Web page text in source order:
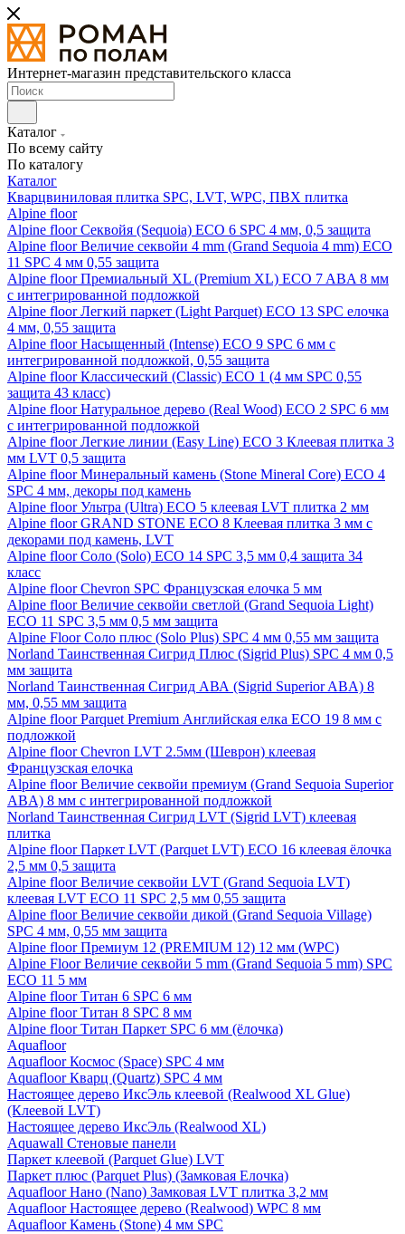
Интернет-магазин представительского класса
Каталог
По всему сайту
По каталогу
Каталог
Кварцвиниловая плитка SPC, LVT, WPC, ПВХ плитка
Alpine floor
Alpine floor Секвойя (Sequoia) ECO 6 SPC 4 мм, 0,5 защита
Alpine floor Величие секвойи 4 mm (Grand Sequoia 4 mm) ECO
11 SPC 4 мм 0,55 защита
Alpine floor Премиальный XL (Premium XL) ECO 7 ABA 8 мм
с интегрированной подложкой
Alpine floor Легкий паркет (Light Parquet) ECO 13 SPC елочка
4 мм, 0,55 защита
Alpine floor Насыщенный (Intense) ECO 9 SPC 6 мм с
интегрированной подложкой, 0,55 защита
Alpine floor Классический (Classic) ECO 1 (4 мм SPC 0,55
защита 43 класс)
Alpine floor Натуральное дерево (Real Wood) ECO 2 SPC 6 мм
с интегрированной подложкой
Alpine floor Легкие линии (Easy Line) ECO 3 Клеевая плитка 3
мм LVT 0,5 защита
Alpine floor Минеральный камень (Stone Mineral Core) ECO 4
SPC 4 мм, декоры под камень
Alpine floor Ультра (Ultra) ECO 5 клеевая LVT плитка 2 мм
Alpine floor GRAND STONE ECO 8 Клеевая плитка 3 мм с
декорами под камень, LVT
Alpine floor Соло (Solo) ECO 14 SPC 3,5 мм 0,4 защита 34
класс
Alpine floor Chevron SPC Французская елочка 5 мм
Alpine floor Величие секвойи светлой (Grand Sequoia Light)
ECO 11 SPC 3,5 мм 0,5 мм защита
Alpine Floor Соло плюс (Solo Plus) SPC 4 мм 0,55 мм защита
Norland Таинственная Сигрид Плюс (Sigrid Plus) SPC 4 мм 0,5
мм защита
Norland Таинственная Сигрид АВА (Sigrid Superior ABA) 8
мм, 0,55 мм защита
Alpine floor Parquet Premium Английская елка ECO 19 8 мм с
подложкой
Alpine floor Chevron LVT 2.5мм (Шеврон) клеевая
Французская елочка
Alpine floor Величие секвойи премиум (Grand Sequoia Superior
ABA) 8 мм с интегрированной подложкой
Norland Таинственная Сигрид LVT (Sigrid LVT) клеевая
плитка
Alpine floor Паркет LVT (Parquet LVT) ECO 16 клеевая ёлочка
2,5 мм 0,5 защита
Alpine floor Величие секвойи LVT (Grand Sequoia LVT)
клеевая LVT ECO 11 SPC 2,5 мм 0,55 защита
Alpine floor Величие секвойи дикой (Grand Sequoia Village)
SPC 4 мм, 0,55 мм защита
Alpine floor Премиум 12 (PREMIUM 12) 12 мм (WPC)
Alpine Floor Величие секвойи 5 mm (Grand Sequoia 5 mm) SPC
ECO 11 5 мм
Alpine floor Титан 6 SPC 6 мм
Alpine floor Титан 8 SPC 8 мм
Alpine floor Титан Паркет SPC 6 мм (ёлочка)
Aquafloor
Aquafloor Космос (Space) SPC 4 мм
Aquafloor Кварц (Quartz) SPC 4 мм
Настоящее дерево ИксЭль клеевой (Realwood XL Glue)
(Клеевой LVT)
Настоящее дерево ИксЭль (Realwood XL)
Aquawall Стеновые панели
Паркет клеевой (Parquet Glue) LVT
Паркет плюс (Parquet Plus) (Замковая Елочка)
Aquafloor Нано (Nano) Замковая LVT плитка 3,2 мм
Aquafloor Настоящее дерево (Realwood) WPC 8 мм
Aquafloor Камень (Stone) 4 мм SPC